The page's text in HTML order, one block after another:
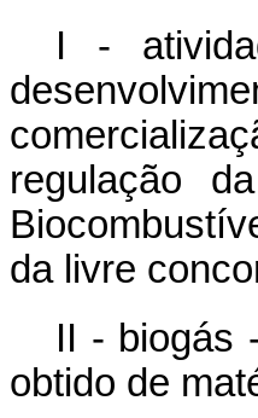
I -
regulação
da livre
II - biogás
obtido de